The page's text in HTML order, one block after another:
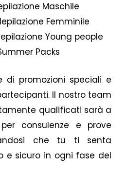
Maschile
Femminile
Young people
Packs
di promozioni speciali e
Il nostro team
qualificati sarà a
consulenze e prove
che tu ti senta
e sicuro in ogni fase del